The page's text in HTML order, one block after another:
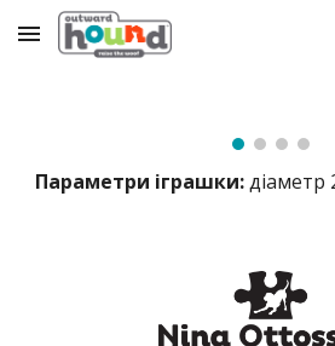
Skip to main content
Параметри іграшки: діаметр